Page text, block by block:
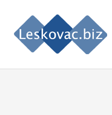
na
sadržaj